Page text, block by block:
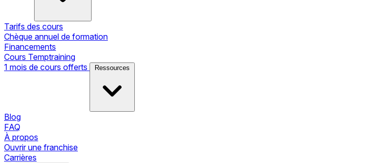
Tarifs des cours
Chèque annuel de formation
Financements
Cours Temptraining
1 mois de cours offerts
Ressources
Blog
FAQ
À propos
Ouvrir une franchise
Carrières